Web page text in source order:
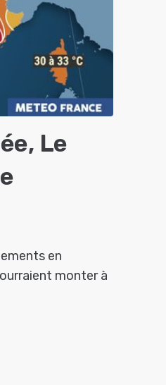
Le
en
monter à